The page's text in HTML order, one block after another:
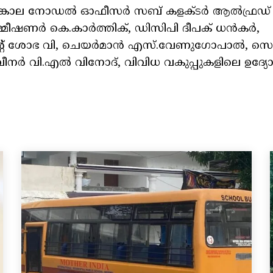
നോഡൽ ഓഫീസർ സബ് കളക്ടർ ആൽഫ്രഡ്
കെ.കാർത്തിക്, ഡിസിപി ദീപക് ധൻകർ,
ശോഭ വി, ചെയർമാൻ എസ്.വേണുഗോപാൽ,
വി.എൽ വിനോദ്, വിവിധ വകുപ്പുകളിലെ